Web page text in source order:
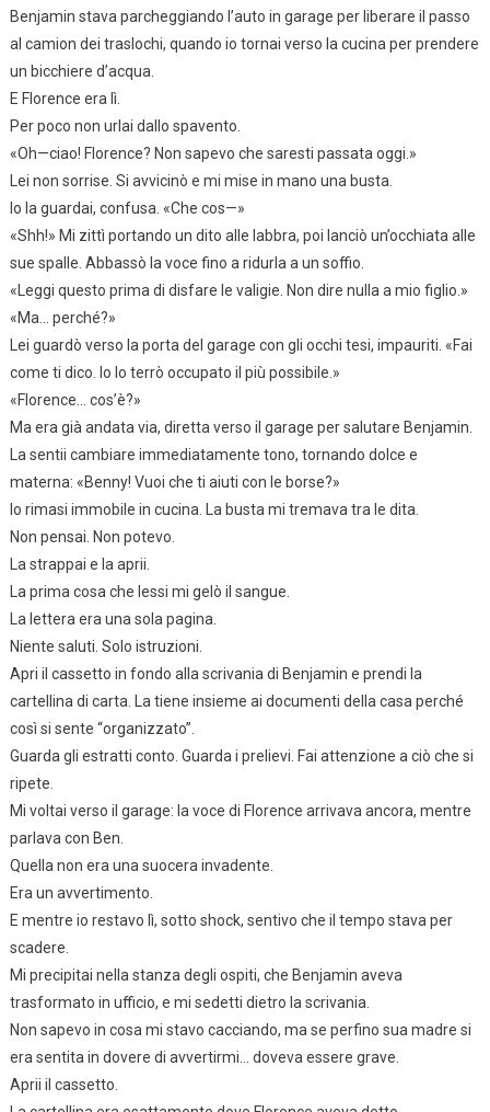
Benjamin stava parcheggiando l’auto in garage per liberare il passo
al camion dei traslochi, quando io tornai verso la cucina per prendere
un bicchiere d’acqua.
E Florence era lì.
Per poco non urlai dallo spavento.
«Oh—ciao! Florence? Non sapevo che saresti passata oggi.»
Lei non sorrise. Si avvicinò e mi mise in mano una busta.
Io la guardai, confusa. «Che cos—»
«Shh!» Mi zittì portando un dito alle labbra, poi lanciò un’occhiata alle
sue spalle. Abbassò la voce fino a ridurla a un soffio.
«Leggi questo prima di disfare le valigie. Non dire nulla a mio figlio.»
«Ma… perché?»
Lei guardò verso la porta del garage con gli occhi tesi, impauriti. «Fai
come ti dico. Io lo terrò occupato il più possibile.»
«Florence… cos’è?»
Ma era già andata via, diretta verso il garage per salutare Benjamin.
La sentii cambiare immediatamente tono, tornando dolce e
materna: «Benny! Vuoi che ti aiuti con le borse?»
Io rimasi immobile in cucina. La busta mi tremava tra le dita.
Non pensai. Non potevo.
La strappai e la aprii.
La prima cosa che lessi mi gelò il sangue.
La lettera era una sola pagina.
Niente saluti. Solo istruzioni.
Apri il cassetto in fondo alla scrivania di Benjamin e prendi la
cartellina di carta. La tiene insieme ai documenti della casa perché
così si sente “organizzato”.
Guarda gli estratti conto. Guarda i prelievi. Fai attenzione a ciò che si
ripete.
Mi voltai verso il garage: la voce di Florence arrivava ancora, mentre
parlava con Ben.
Quella non era una suocera invadente.
Era un avvertimento.
E mentre io restavo lì, sotto shock, sentivo che il tempo stava per
scadere.
Mi precipitai nella stanza degli ospiti, che Benjamin aveva
trasformato in ufficio, e mi sedetti dietro la scrivania.
Non sapevo in cosa mi stavo cacciando, ma se perfino sua madre si
era sentita in dovere di avvertirmi… doveva essere grave.
Aprii il cassetto.